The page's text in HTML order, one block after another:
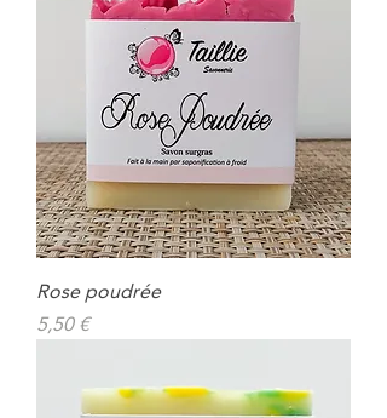
Rose poudrée
Prix
5,50 €